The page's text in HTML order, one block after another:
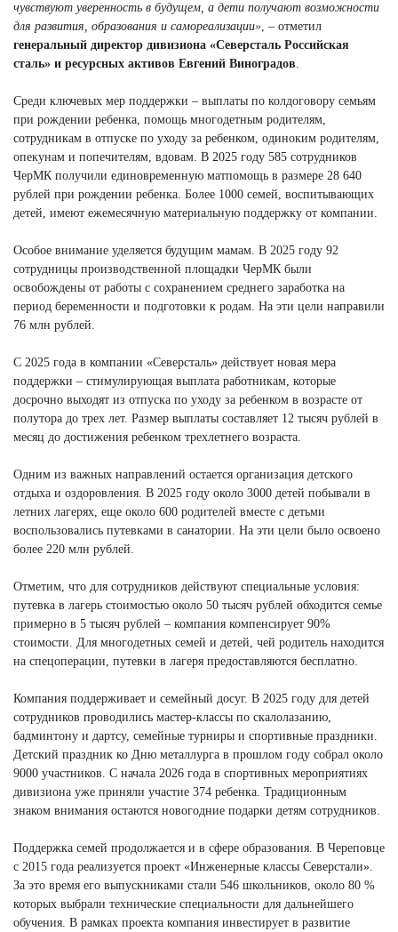
чувствуют уверенность в будущем, а дети получают возможности
для развития, образования и самореализации» , – отметил
генеральный директор дивизиона «Северсталь Российская
сталь» и ресурсных активов Евгений Виноградов
Среди ключевых мер поддержки – выплаты по колдоговору семьям
при рождении ребенка, помощь многодетным родителям,
сотрудникам в отпуске по уходу за ребенком, одиноким родителям,
опекунам и попечителям, вдовам. В 2025 году 585 сотрудников
ЧерМК получили единовременную матпомощь в размере 28 640
рублей при рождении ребенка. Более 1000 семей, воспитывающих
детей, имеют ежемесячную материальную поддержку от компании.
Особое внимание уделяется будущим мамам. В 2025 году 92
сотрудницы производственной площадки ЧерМК были
освобождены от работы с сохранением среднего заработка на
период беременности и подготовки к родам. На эти цели направили
76 млн рублей.
С 2025 года в компании «Северсталь» действует новая мера
поддержки – стимулирующая выплата работникам, которые
досрочно выходят из отпуска по уходу за ребенком в возрасте от
полутора до трех лет. Размер выплаты составляет 12 тысяч рублей в
месяц до достижения ребенком трехлетнего возраста.
Одним из важных направлений остается организация детского
отдыха и оздоровления. В 2025 году около 3000 детей побывали в
летних лагерях, еще около 600 родителей вместе с детьми
воспользовались путевками в санатории. На эти цели было освоено
более 220 млн рублей.
Отметим, что для сотрудников действуют специальные условия:
путевка в лагерь стоимостью около 50 тысяч рублей обходится семье
примерно в 5 тысяч рублей – компания компенсирует 90%
стоимости. Для многодетных семей и детей, чей родитель находится
на спецоперации, путевки в лагеря предоставляются бесплатно.
Компания поддерживает и семейный досуг. В 2025 году для детей
сотрудников проводились мастер-классы по скалолазанию,
бадминтону и дартсу, семейные турниры и спортивные праздники.
Детский праздник ко Дню металлурга в прошлом году собрал около
9000 участников. С начала 2026 года в спортивных мероприятиях
дивизиона уже приняли участие 374 ребенка. Традиционным
знаком внимания остаются новогодние подарки детям сотрудников.
Поддержка семей продолжается и в сфере образования. В Череповце
с 2015 года реализуется проект «Инженерные классы Северстали».
За это время его выпускниками стали 546 школьников, около 80 %
которых выбрали технические специальности для дальнейшего
обучения. В рамках проекта компания инвестирует в развитие